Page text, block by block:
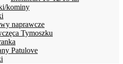
kominy
naprawcze
Tymoszku
Patulove